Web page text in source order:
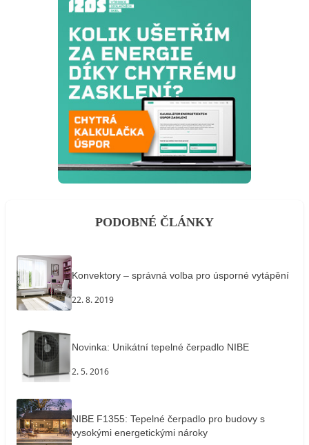
PODOBNÉ ČLÁNKY
Konvektory – správná volba pro úsporné vytápění
22. 8. 2019
Novinka: Unikátní tepelné čerpadlo NIBE
2. 5. 2016
NIBE F1355: Tepelné čerpadlo pro budovy s
vysokými energetickými nároky